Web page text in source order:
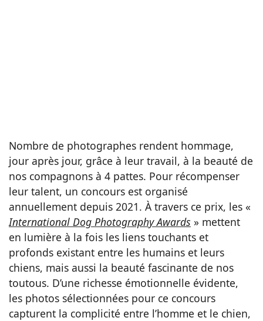
Nombre de photographes rendent hommage,
jour après jour, grâce à leur travail, à la beauté de
nos compagnons à 4 pattes. Pour récompenser
leur talent, un concours est organisé
annuellement depuis 2021. À travers ce prix, les «
International Dog Photography Awards » mettent
en lumière à la fois les liens touchants et
profonds existant entre les humains et leurs
chiens, mais aussi la beauté fascinante de nos
toutous. D’une richesse émotionnelle évidente,
les photos sélectionnées pour ce concours
capturent la complicité entre l’homme et le chien,